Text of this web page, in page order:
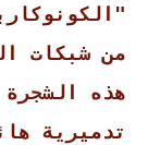
من شبكات
هذه
تدميرية